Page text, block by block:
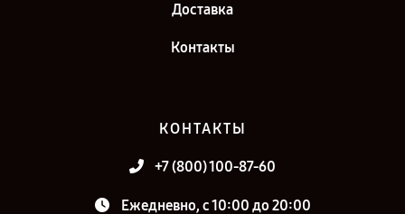
Доставка
Контакты
КОНТАКТЫ
+7 (800) 100-87-60
Ежедневно, с 10:00 до 20:00